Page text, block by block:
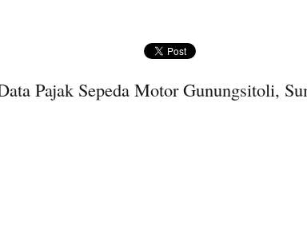
Pajak Sepeda Motor Gunungsitoli,